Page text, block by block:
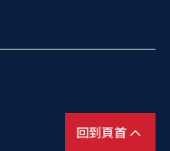
回到頁首